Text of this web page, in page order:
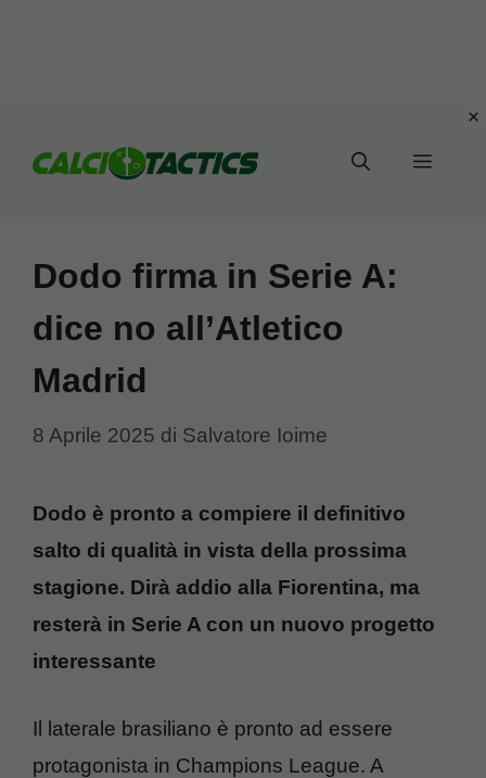
Menu
Dodo firma in Serie A:
dice no all’Atletico
Madrid
8 Aprile 2025 di Salvatore Ioime
Dodo è pronto a compiere il definitivo
salto di qualità in vista della prossima
stagione. Dirà addio alla Fiorentina, ma
resterà in Serie A con un nuovo progetto
interessante
Il laterale brasiliano è pronto ad essere
protagonista in Champions League. A